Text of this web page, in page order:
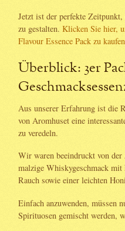
Jetzt ist der perfekte
zu gestalten.Klicken Sie hier,
Flavour Essence Pack zu
Überblick: 3er
Aus unserer Erfahrung ist die
von Aromhuset eine
zu veredeln.
Wir waren beeindruckt von
malzige Whiskygeschmack
Rauch sowie einer leichten
Einfach anzuwenden, müssen
Spirituosen gemischt werden,